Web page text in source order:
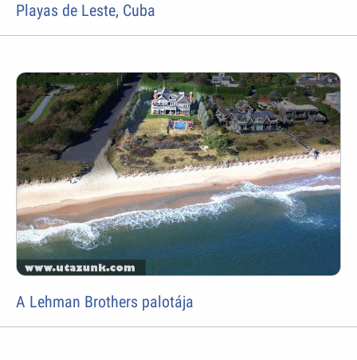
Playas de Leste, Cuba
A Lehman Brothers palotája